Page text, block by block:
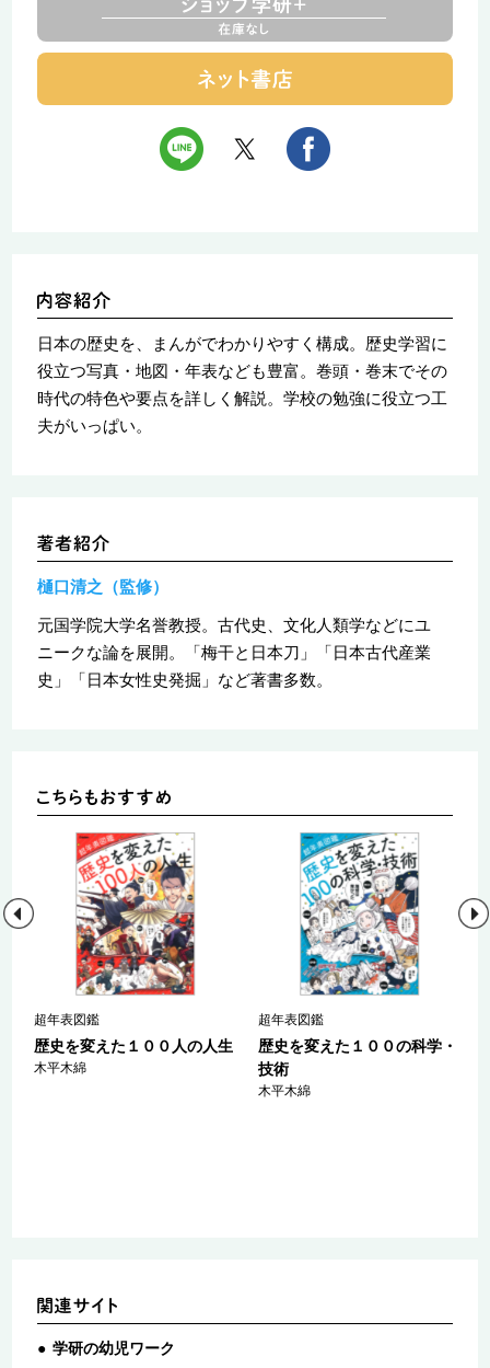
日本の歴史を、まんがでわかりやすく構成。歴史学習に
役立つ写真・地図・年表なども豊富。巻頭・巻末でその
時代の特色や要点を詳しく解説。学校の勉強に役立つ工
夫がいっぱい。
樋口清之（監修）
元国学院大学名誉教授。古代史、文化人類学などにユ
ニークな論を展開。「梅干と日本刀」「日本古代産業
史」「日本女性史発掘」など著書多数。
超年表図鑑
歴史を変えた１００人の人生
木平木綿
超年表図鑑
歴史を変えた１００の科学・
技術
木平木綿
学研の幼児ワーク